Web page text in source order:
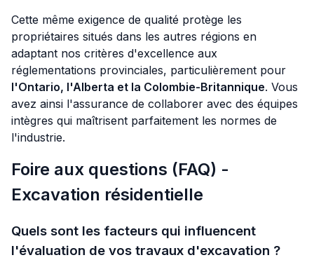
Cette même exigence de qualité protège les
propriétaires situés dans les autres régions en
adaptant nos critères d'excellence aux
réglementations provinciales, particulièrement pour
l'Ontario, l'Alberta et la Colombie-Britannique. Vous
avez ainsi l'assurance de collaborer avec des équipes
intègres qui maîtrisent parfaitement les normes de
l'industrie.
Foire aux questions (FAQ) -
Excavation résidentielle
Quels sont les facteurs qui influencent
l'évaluation de vos travaux d'excavation ?